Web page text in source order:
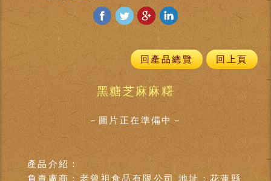
回產品總覽 回上頁
黑糖芝麻麻糬
－圖片正在準備中－
產品介紹：
負責廠商：老曾祖食品有限公司 地址：花蓮縣